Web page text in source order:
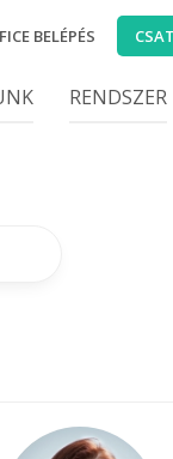
BELÉPÉS
RENDSZER